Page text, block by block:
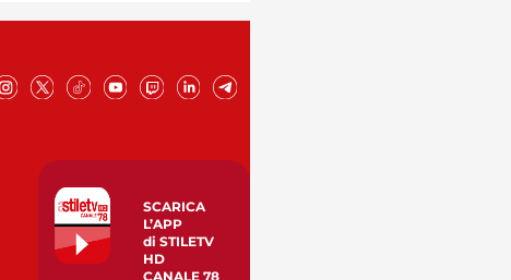
SCARICA
L’APP
di STILETV
HD
CANALE 78